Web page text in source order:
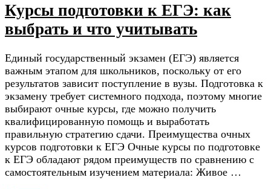
Курсы подготовки к ЕГЭ: как
выбрать и что учитывать
Единый государственный экзамен (ЕГЭ) является
важным этапом для школьников, поскольку от его
результатов зависит поступление в вузы. Подготовка к
экзамену требует системного подхода, поэтому многие
выбирают очные курсы, где можно получить
квалифицированную помощь и выработать
правильную стратегию сдачи. Преимущества очных
курсов подготовки к ЕГЭ Очные курсы по подготовке
к ЕГЭ обладают рядом преимуществ по сравнению с
самостоятельным изучением материала: Живое …